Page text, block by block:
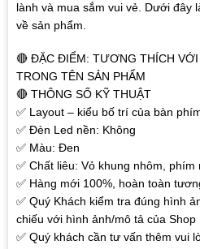
lành và mua sắm vui vẻ. Dưới đây
về sản phẩm.
🔴 ĐẶC ĐIỂM: TƯƠNG THÍCH
TRONG TÊN SẢN PHẨM
🔴 THÔNG SỐ KỸ THUẬT
✅ Layout – kiểu bố trí của bàn
✅ Đèn Led nền: Không
✅ Màu: Đen
✅ Chất liêu: Vỏ khung nhôm, phím
✅ Hàng mới 100%, hoàn toàn
✅ Quý Khách kiểm tra đúng hình
chiếu với hình ảnh/mô tả của Shop
✅ Quý khách cần tư vấn thêm vui